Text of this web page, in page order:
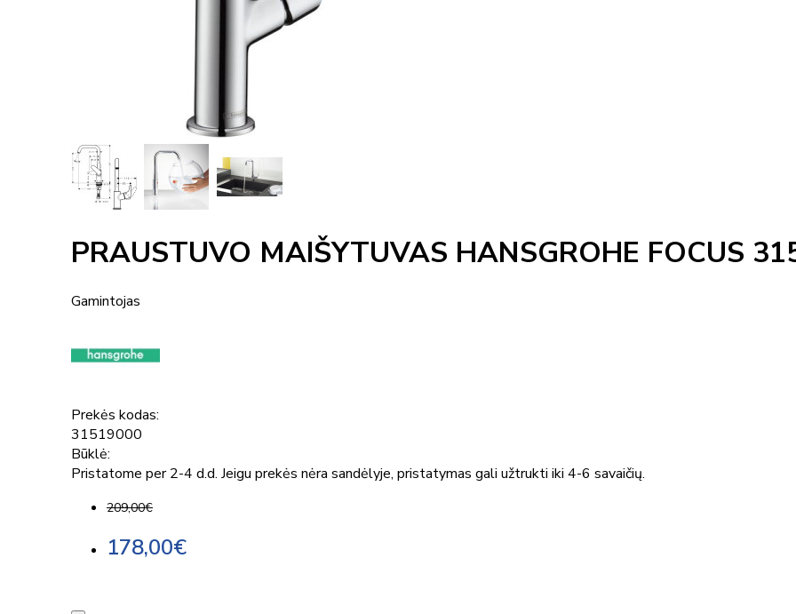
PRAUSTUVO MAIŠYTUVAS HANSGROHE FOCUS
Gamintojas
Prekės kodas:
31519000
Būklė:
Pristatome per 2-4 d.d. Jeigu prekės nėra sandėlyje, pristatymas gali užtrukti iki 4-6 savaičių.
209,00€
178,00€